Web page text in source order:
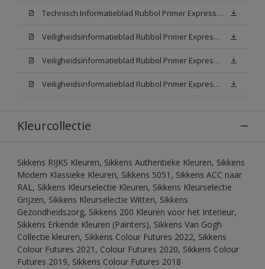
Technisch Informatieblad Rubbol Primer Express (PDF)
Veiligheidsinformatieblad Rubbol Primer Express White (MSDS)
Veiligheidsinformatieblad Rubbol Primer Express W05 (MSDS)
Veiligheidsinformatieblad Rubbol Primer Express N00 (MSDS)
Kleurcollectie
Sikkens RIJKS Kleuren, Sikkens Authentieke Kleuren, Sikkens
Modern Klassieke Kleuren, Sikkens 5051, Sikkens ACC naar
RAL, Sikkens Kleurselectie Kleuren, Sikkens Kleurselectie
Grijzen, Sikkens Kleurselectie Witten, Sikkens
Gezondheidszorg, Sikkens 200 Kleuren voor het Interieur,
Sikkens Erkende Kleuren (Painters), Sikkens Van Gogh
Collectie kleuren, Sikkens Colour Futures 2022, Sikkens
Colour Futures 2021, Colour Futures 2020, Sikkens Colour
Futures 2019, Sikkens Colour Futures 2018